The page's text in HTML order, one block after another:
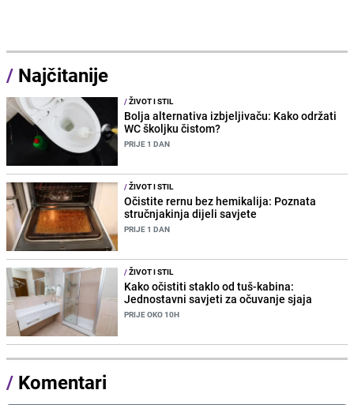
/ Najčitanije
/ŽIVOT I STIL
Bolja alternativa izbjeljivaču: Kako održati
WC školjku čistom?
PRIJE 1 DAN
/ŽIVOT I STIL
Očistite rernu bez hemikalija: Poznata
stručnjakinja dijeli savjete
PRIJE 1 DAN
/ŽIVOT I STIL
Kako očistiti staklo od tuš-kabina:
Jednostavni savjeti za očuvanje sjaja
PRIJE OKO 10H
/ Komentari